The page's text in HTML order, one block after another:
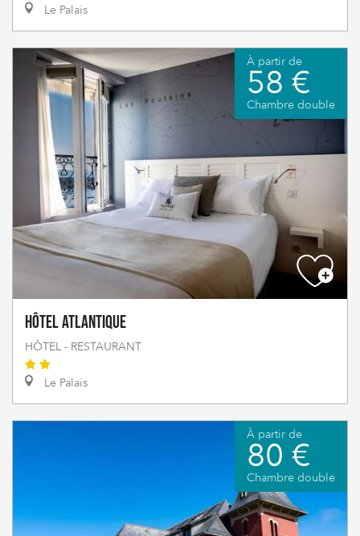
Le Palais
À partir de
58 €
Chambre double
Hôtel Atlantique
HÔTEL - RESTAURANT
Le Palais
À partir de
80 €
Chambre double